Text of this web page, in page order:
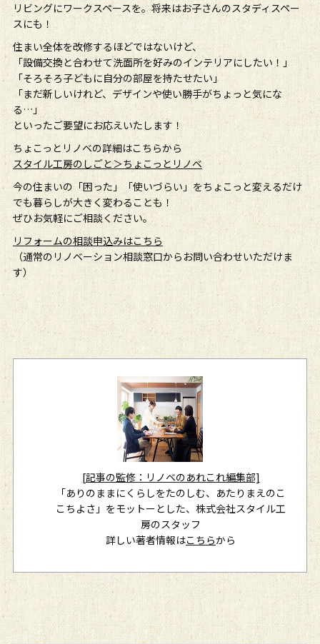
リビングにワークスペースを。将来はお子さんのスタディスペー
スにも！
住まい全体を改修するほどではないけど、
「設備交換と合わせて洗面所を好みのインテリアにしたい！」
「そろそろ子どもに自分の部屋を持たせたい」
「まだ新しいけれど、デザインや使い勝手がちょっと気にな
る…」
といったご要望にお応えいたします！
ちょこっとリノベの詳細はこちらから
スタイル工房のしごと＞ちょこっとリノベ
今の住まいの「困った」「使いづらい」をちょこっと変えるだけ
でも暮らしが大きく変わることも！
ぜひお気軽にご相談ください。
リフォームの相談申込みはこちら
（通常のリノベーション相談窓口からお問い合わせいただけま
す）
[記事の監修：リノベのあれこれ編集部]
「ありのままにくらしをたのしむ、あたりまえのこ
こちよさ」をモットーとした、株式会社スタイル工
房のスタッフ
詳しい著者情報はこちらから